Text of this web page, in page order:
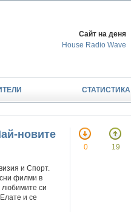
Сайт на деня
House Radio Wave
СТАТИСТИКА
новите
и Спорт.
филми в
любимите си
и се
0 19